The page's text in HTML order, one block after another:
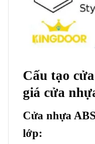
Cấu tạo
giá cửa
Cửa nhựa
lớp: